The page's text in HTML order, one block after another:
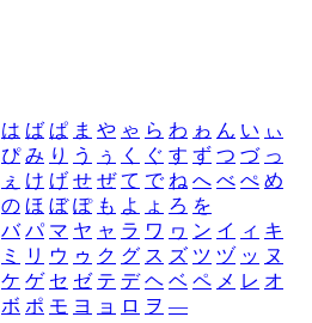
は ば ぱ ま や ゃ ら わ ゎ ん い ぃ
ぴ み り う ぅ く ぐ す ず つ づ っ
ぇ け げ せ ぜ て で ね へ べ ぺ め
の ほ ぼ ぽ も よ ょ ろ を
バ パ マ ヤ ャ ラ ワ ヮ ン イ ィ キ
ミ リ ウ ゥ ク グ ス ズ ツ ヅ ッ ヌ
ケ ゲ セ ゼ テ デ ヘ ベ ペ メ レ オ
ボ ポ モ ヨ ョ ロ ヲ ―